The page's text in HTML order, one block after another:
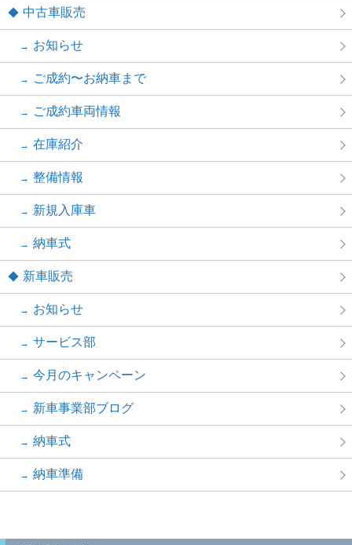
中古車販売
お知らせ
ご成約〜お納車まで
ご成約車両情報
在庫紹介
整備情報
新規入庫車
納車式
新車販売
お知らせ
サービス部
今月のキャンペーン
新車事業部ブログ
納車式
納車準備